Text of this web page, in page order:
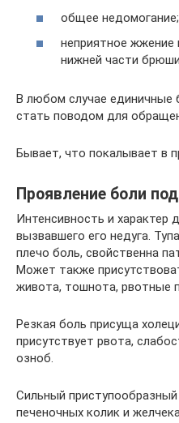
общее недомогание;
неприятное жжение
нижней части
В любом случае единичные
стать поводом для
Бывает, что покалывает в
Проявление боли
Интенсивность и характер
вызвавшего его недуга.
плечо боль, свойственна
Может также
живота, тошнота, рвотные
Резкая боль присуща
присутствует рвота,
озноб.
Сильный
печеночных колик и